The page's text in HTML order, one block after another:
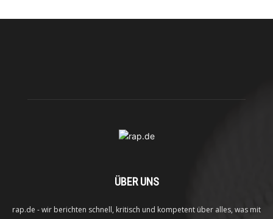
ÜBER UNS
rap.de - wir berichten schnell, kritisch und kompetent über alles, was mit